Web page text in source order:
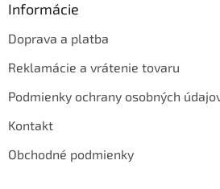
Informácie
Doprava a platba
Reklamácie a vrátenie tovaru
Podmienky ochrany osobných
Kontakt
Obchodné podmienky